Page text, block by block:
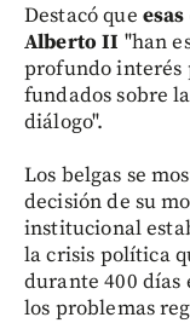
Destacó que
Alberto II "han
profundo interés
fundados sobre
diálogo".
Los belgas se
decisión de su
institucional
la crisis política
durante 400 días
los problemas